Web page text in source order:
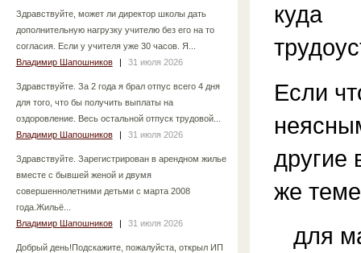
Здравствуйте, может ли директор школы дать
дополнительную нагрузку учителю без его на то
согласия. Если у учителя уже 30 часов. Я...
Владимир Шапошников
| 31 июля 2026
Здравствуйте. За 2 года я брал отпус всего 4 дня
для того, что бы получить выплаты на
оздоровление. Весь остальной отпуск трудовой...
Владимир Шапошников
| 31 июля 2026
Здравствуйте. Зарегистрирован в арендном жилье
вместе с бывшей женой и двумя
совершеннолетними детьми с марта 2008
года.Жильё...
Владимир Шапошников
| 31 июля 2026
Добрый день!Подскажите, пожалуйста, открыл ИП
куда
Если
другие
же
для